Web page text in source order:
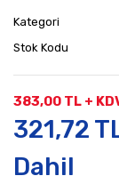
Kategori
Stok Kodu
383,00 TL +
321,72
Dahil